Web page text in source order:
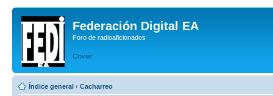
Federación Digital EA
Foro de radioaficionados
Obviar
Índice general ‹ Cacharreo